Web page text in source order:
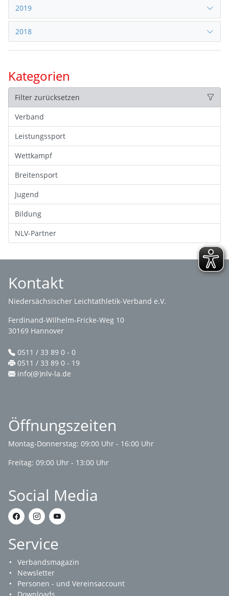
2019
2018
Kategorien
Filter zurücksetzen
Verband
Leistungssport
Wettkampf
Breitensport
Jugend
Bildung
NLV-Partner
Kontakt
Niedersächsischer Leichtathletik-Verband e.V.
Ferdinand-Wilhelm-Fricke-Weg 10
30169 Hannover
0511 / 33 89 0 - 0
0511 / 33 89 0 - 19
info(@)nlv-la.de
Öffnungszeiten
Montag-Donnerstag: 09:00 Uhr - 16:00 Uhr
Freitag: 09:00 Uhr - 13:00 Uhr
Social Media
Service
Verbandsmagazin
Newsletter
Personen - und Vereinsaccount